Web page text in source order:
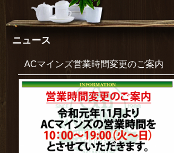
ニュース
ACマインズ営業時間変更のご案内